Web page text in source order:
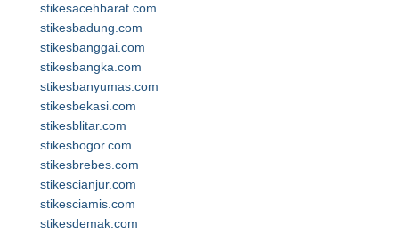
stikesacehbarat.com
stikesbadung.com
stikesbanggai.com
stikesbangka.com
stikesbanyumas.com
stikesbekasi.com
stikesblitar.com
stikesbogor.com
stikesbrebes.com
stikescianjur.com
stikesciamis.com
stikesdemak.com